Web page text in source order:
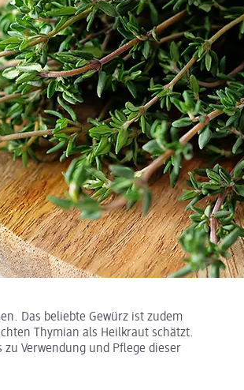
Das beliebte Gewürz ist zudem
Thymian als Heilkraut schätzt.
Verwendung und Pflege dieser